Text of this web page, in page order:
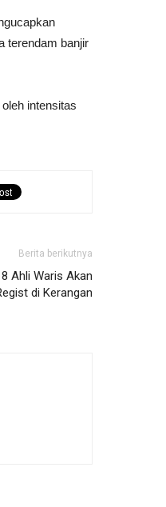
terendam banjir
intensitas
Berita berikutnya
Ahli Waris Akan
di Kerangan